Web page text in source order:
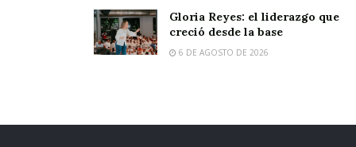
Gloria Reyes: el liderazgo que
creció desde la base
6 DE AGOSTO DE 2026